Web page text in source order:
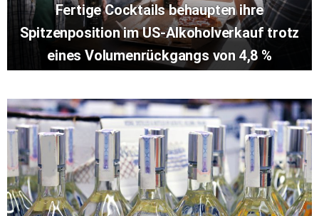
Fertige Cocktails behaupten ihre
Spitzenposition im US-Alkoholverkauf trotz
eines Volumenrückgangs von 4,8 %